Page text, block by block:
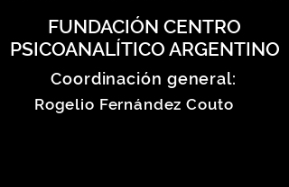
FUNDACIÓN CENTRO
PSICOANALÍTICO ARGENTINO
Coordinación general:
Rogelio Fernández Couto